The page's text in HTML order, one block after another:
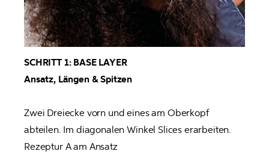
SCHRITT 1: BASE LAYER
Zwei Dreiecke vorn und eines am Oberkopf
abteilen. Im diagonalen Winkel Slices erarbeiten.
Rezeptur A am Ansatz